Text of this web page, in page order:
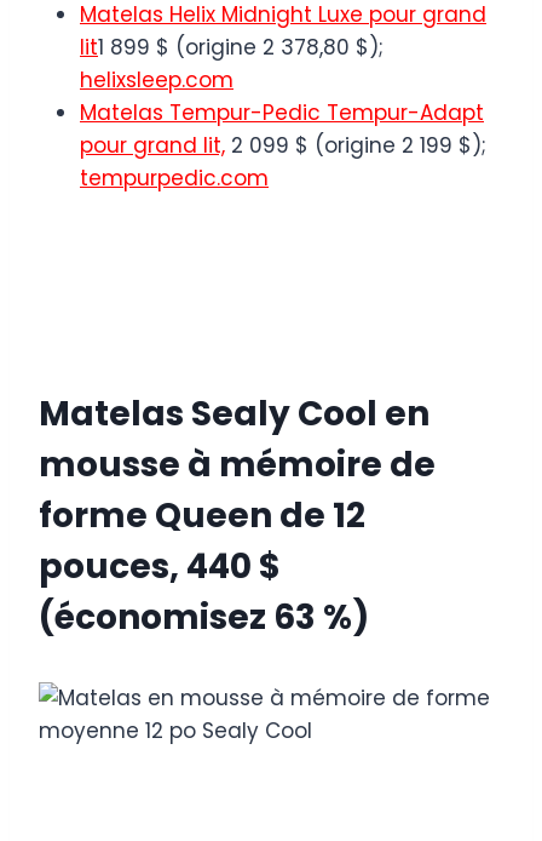
Matelas Helix Midnight Luxe pour grand
lit1 899 $ (origine 2 378,80 $);
helixsleep.com
Matelas Tempur-Pedic Tempur-Adapt
pour grand lit, 2 099 $ (origine 2 199 $);
tempurpedic.com
Matelas Sealy Cool en
mousse à mémoire de
forme Queen de 12
pouces, 440 $
(économisez 63 %)